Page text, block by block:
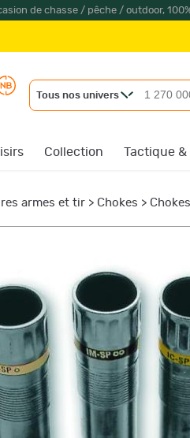
de chasse / pêche / outdoor,
Tous nos univers
Collection Tactique &
armes et tir > Chokes >